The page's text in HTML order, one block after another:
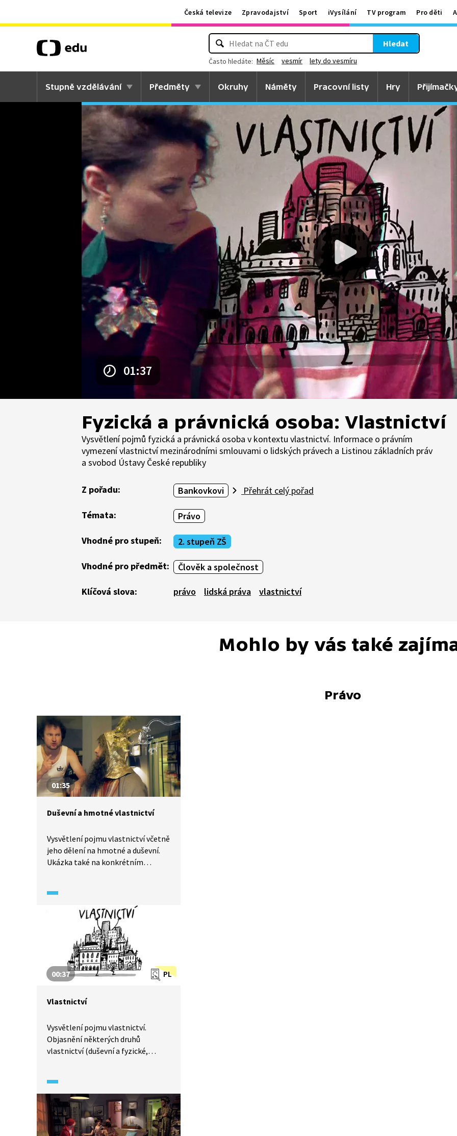
Česká televize Zpravodajství Sport iVysílání TV program Pro děti
Hledat
Často hledáte: Měsíc vesmír lety do vesmíru
Stupně vzdělávání Předměty Okruhy Náměty Pracovní listy Hry
01:37
Fyzická a právnická osoba: Vlastnictví
Vysvětlení pojmů fyzická a právnická osoba v kontextu vlastnictví. Informace o právním
vymezení vlastnictví mezinárodními smlouvami o lidských právech a Listinou základních práv
a svobod Ústavy České republiky
Z pořadu: Bankovkovi Přehrát celý pořad
Témata: Právo
Vhodné pro stupeň: 2. stupeň ZŠ
Vhodné pro předmět: Člověk a společnost
Klíčová slova: právo lidská práva vlastnictví
Mohlo by vás také
Právo
01:35
Duševní a hmotné vlastnictví
Vysvětlení pojmu vlastnictví včetně
jeho dělení na hmotné a duševní.
Ukázka také na konkrétním
a autorského práva.
PL
00:37
Vlastnictví
Vysvětlení pojmu vlastnictví.
Objasnění některých druhů
vlastnictví (duševní a fyzické,
(osoba, stát, město, firma) a jak se
vlastníkem stát.